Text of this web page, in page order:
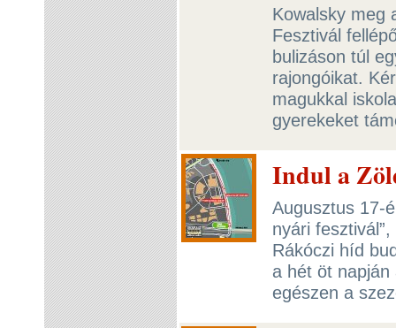
Kowalsky meg
Fesztivál
bulizáson túl
rajongóikat.
magukkal
gyerekeket
Indul a
Augusztus 17-
nyári
Rákóczi híd
a hét öt
egészen a